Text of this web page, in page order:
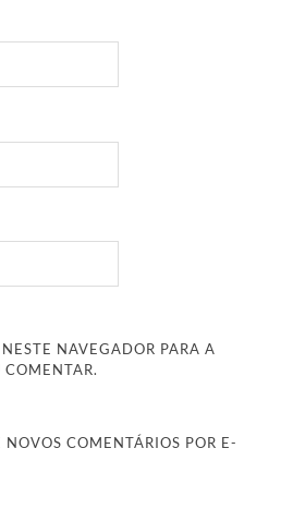
NAVEGADOR PARA A
COMENTÁRIOS POR E-